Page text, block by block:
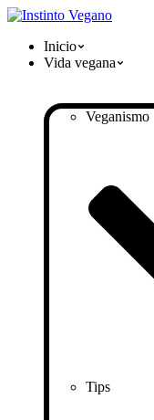
Inicio
Vida vegana
Veganismo
Tips